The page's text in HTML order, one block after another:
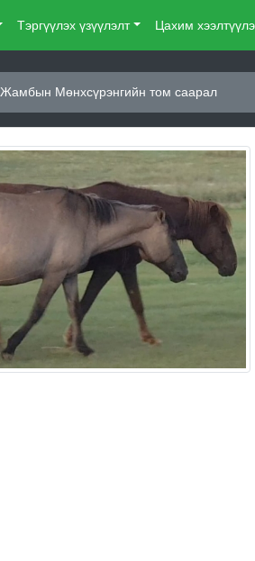
Тэргүүлэх үзүүлэлт Цахим
Жамбын Мөнхсүрэнгийн том саарал